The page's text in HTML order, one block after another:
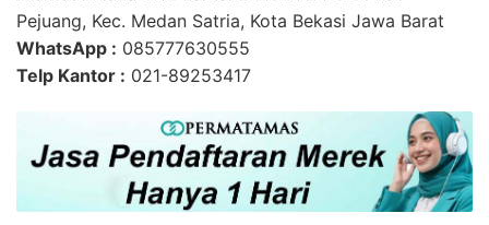
Pejuang, Kec. Medan Satria, Kota Bekasi Jawa Barat
WhatsApp : 085777630555
Telp Kantor : 021-89253417